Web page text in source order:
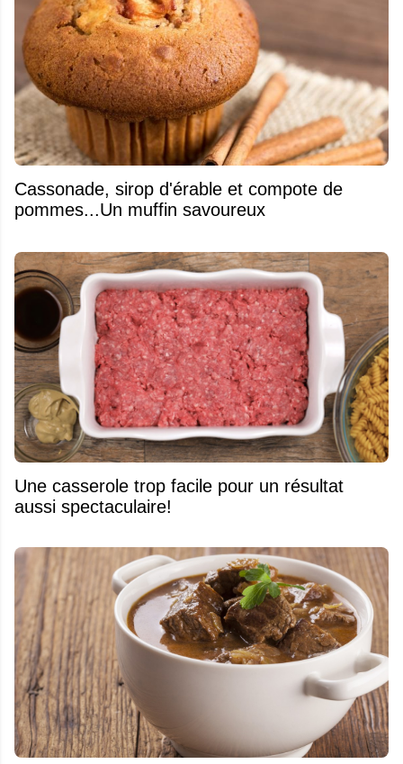
​Cassonade, sirop d'érable et compote de
pommes...Un muffin savoureux
Une casserole trop facile pour un résultat
aussi spectaculaire!